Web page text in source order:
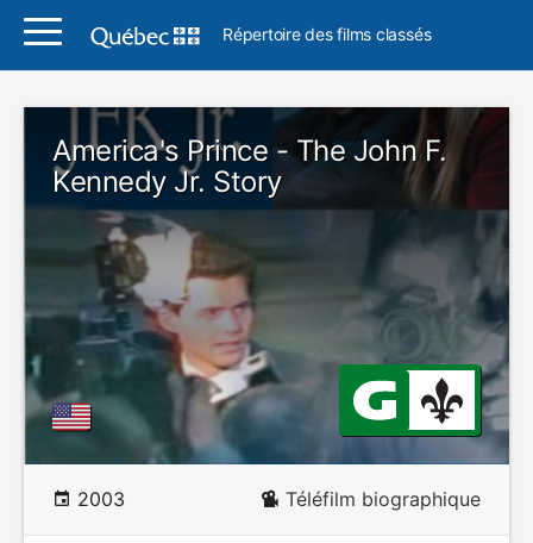
Répertoire des films classés
America's Prince - The John F.
Kennedy Jr. Story
2003 Téléfilm biographique